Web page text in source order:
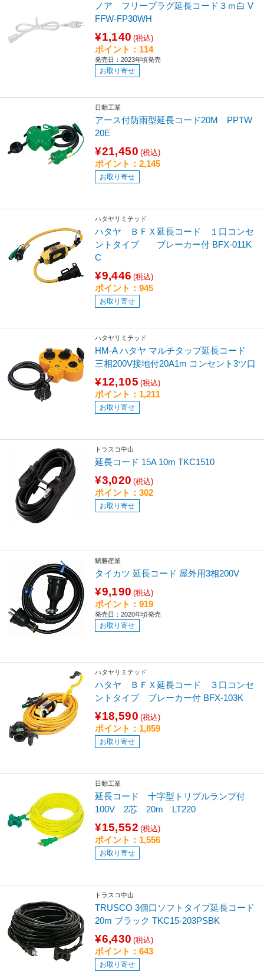
ノア フリープラグ延長コード３ｍ白 V
FFW-FP30WH
¥1,140 (税込)
ポイント：114
発売日：2023年頃発売
お取り寄せ
日動工業
アース付防雨型延長コード20M PPTW
20E
¥21,450 (税込)
ポイント：2,145
お取り寄せ
ハタヤリミテッド
ハタヤ ＢＦＸ延長コード １口コンセ
ントタイプ ブレーカー付 BFX-011K
C
¥9,446 (税込)
ポイント：945
お取り寄せ
ハタヤリミテッド
HM-A ハタヤ マルチタップ延長コード
三相200V接地付20A1m コンセント3ツ口
¥12,105 (税込)
ポイント：1,211
お取り寄せ
トラスコ中山
延長コード 15A 10m TKC1510
¥3,020 (税込)
ポイント：302
お取り寄せ
鯛勝産業
タイカツ 延長コード 屋外用3相200V
¥9,190 (税込)
ポイント：919
発売日：2020年頃発売
お取り寄せ
ハタヤリミテッド
ハタヤ ＢＦＸ延長コード ３口コンセ
ントタイプ ブレーカー付 BFX-103K
¥18,590 (税込)
ポイント：1,859
お取り寄せ
日動工業
延長コード 十字型トリプルランプ付
100V 2芯 20m LT220
¥15,552 (税込)
ポイント：1,556
お取り寄せ
トラスコ中山
TRUSCO 3個口ソフトタイプ延長コード
20m ブラック TKC15-203PSBK
¥6,430 (税込)
ポイント：643
お取り寄せ